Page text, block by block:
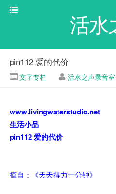
活水
pin112 爱的代价
文字专栏 活水之声录音室
www.livingwaterstudio.net
生活小品
pin112 爱的代价
摘自：《天天得力一分钟》